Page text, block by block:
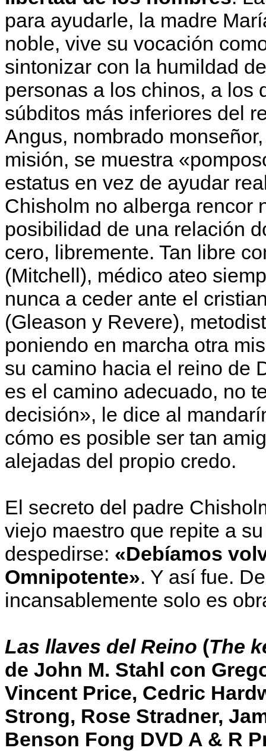
para ayudarle, la madre
noble, vive su vocación
sintonizar con la humildad
personas a los chinos, a los
súbditos más inferiores del
Angus, nombrado
misión, se muestra
estatus en vez de ayudar
Chisholm no alberga rencor
posibilidad de una relación
cero, libremente. Tan libre
(Mitchell), médico ateo
nunca a ceder ante el
(Gleason y Revere),
poniendo en marcha otra
su camino hacia el reino de
es el camino adecuado, no
decisión», le dice al
cómo es posible ser tan
alejadas del propio credo.
El secreto del padre
viejo maestro que repite a
despedirse: «Debíamos
Omnipotente». Y así fue.
incansablemente solo es
Las llaves del Reino (The
de John M. Stahl con
Vincent Price, Cedric
Strong, Rose Stradner,
Benson Fong DVD A & R